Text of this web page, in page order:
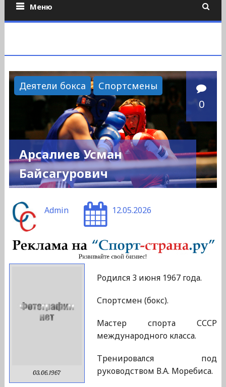
Меню
Деятели бокса Спортсмены
0
Арсалиев Усман
Байсагурович
Admin 12.05.2026
03.06.1967
Родился 3 июня 1967 года.
Спортсмен (бокс).
Мастер спорта СССР
международного класса.
Тренировался под
руководством В.А. Моребиса.